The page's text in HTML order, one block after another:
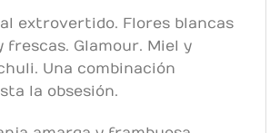
extrovertido. Flores blancas
frescas. Glamour. Miel y
Una combinación
la obsesión.